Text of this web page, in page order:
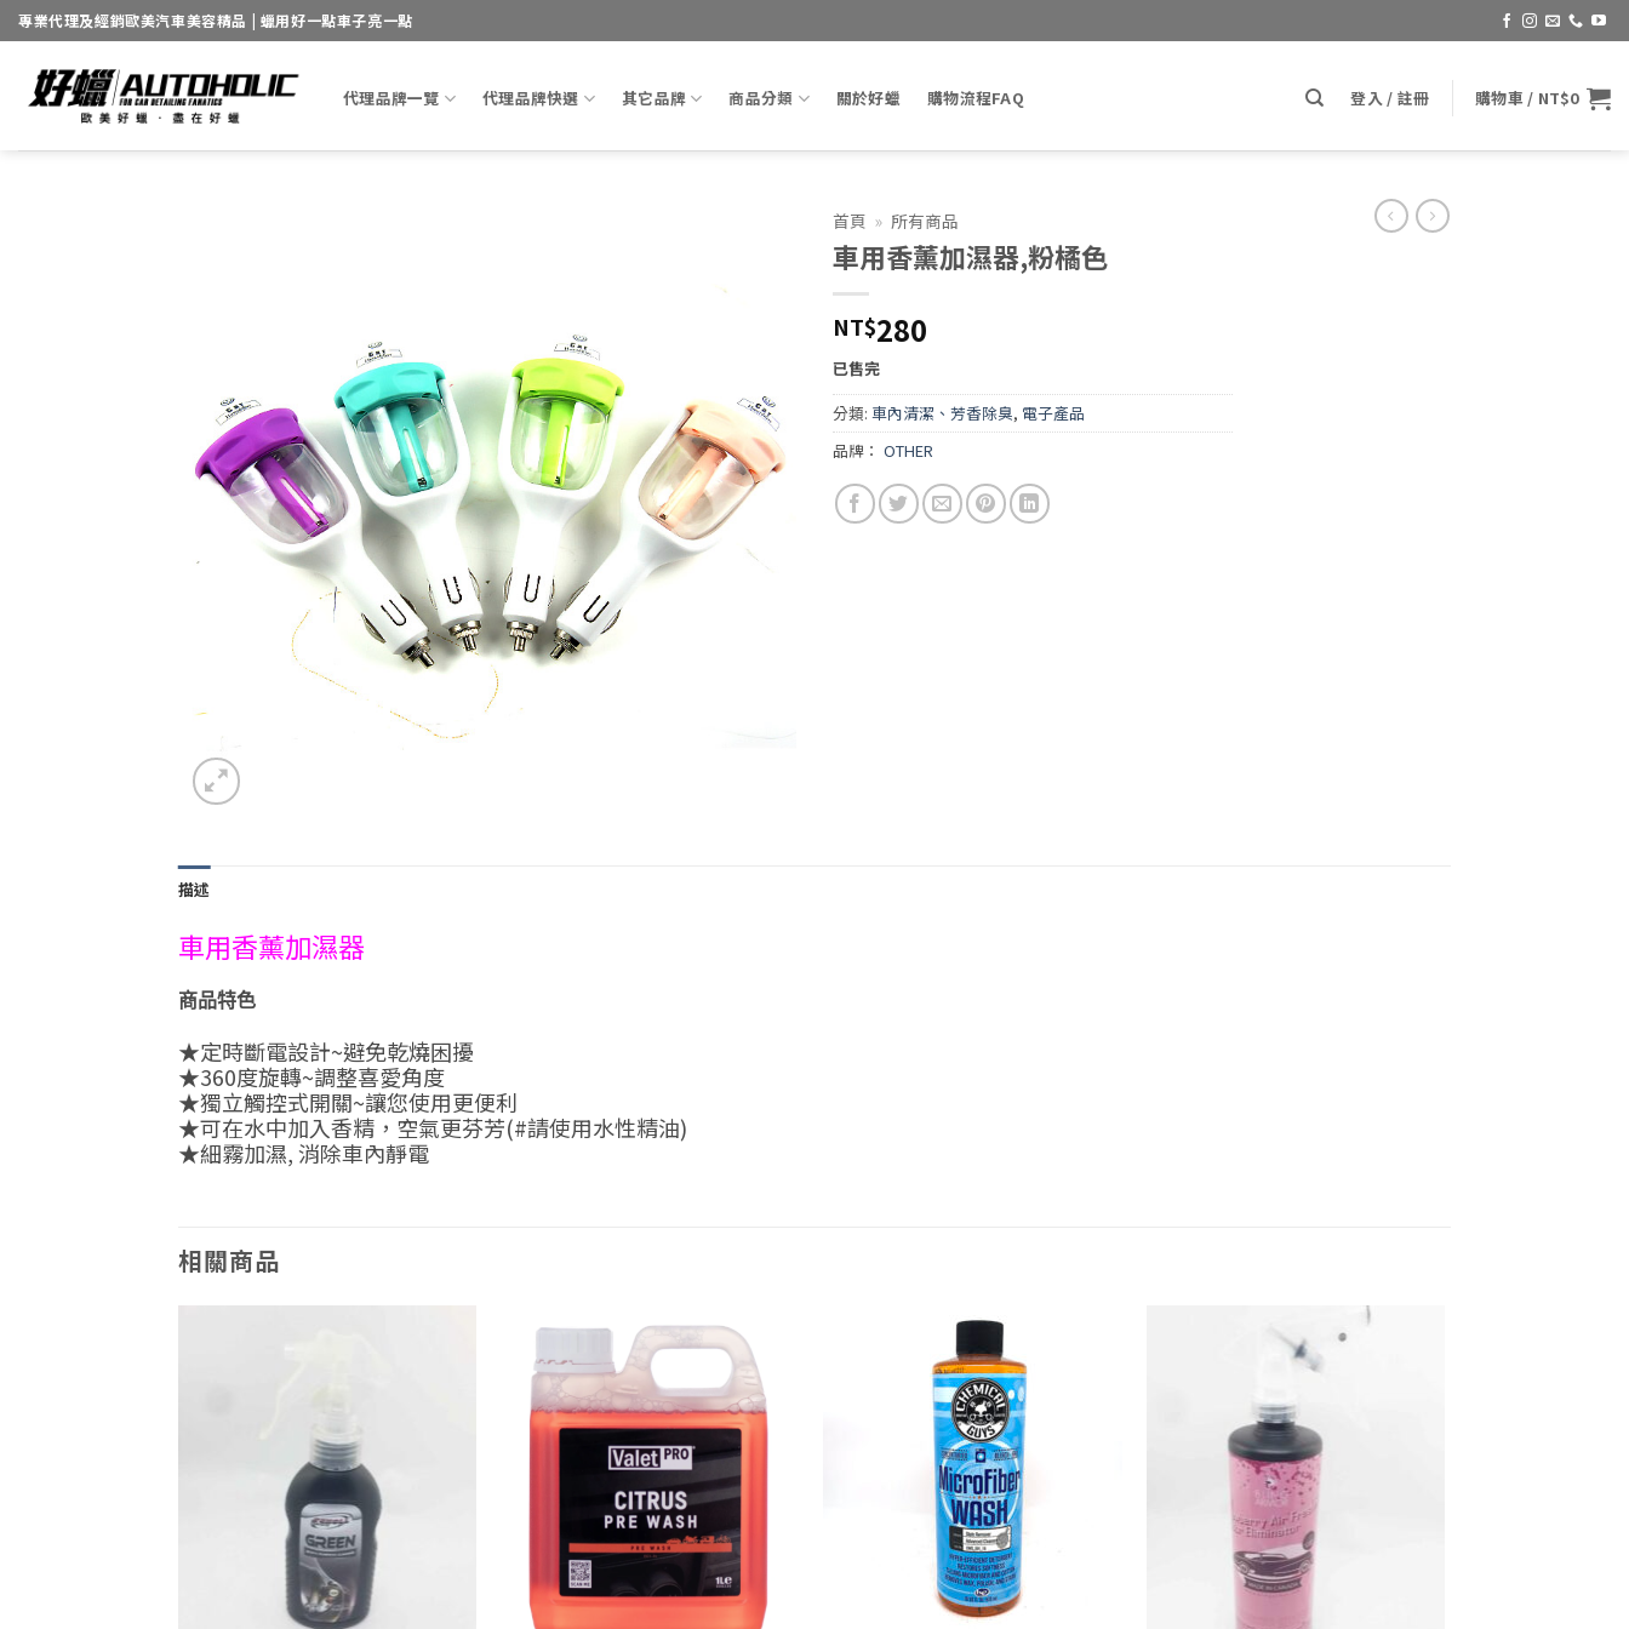
Skip
to
content
專業代理及經銷歐美汽車美容精品 | 蠟用好一點車子亮一點
代理品牌一覽 代理品牌快選 其它品牌 商品分類 關於好蠟 購物流程FAQ 登入 / 註冊 購物車 / NT$0
首頁 » 所有商品
車用香薰加濕器,粉橘色
NT$280
已售完
分類: 車內清潔、芳香除臭, 電子產品
品牌： OTHER
描述
車用香薰加濕器
商品特色
★定時斷電設計~避免乾燒困擾
★360度旋轉~調整喜愛角度
★獨立觸控式開關~讓您使用更便利
★可在水中加入香精，空氣更芬芳(#請使用水性精油)
★細霧加濕, 消除車內靜電
相關商品
Add to
wishlist